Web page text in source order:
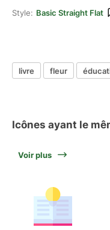
Style: Basic Straight Flat
livre fleur
Icônes ayant le
Voir plus